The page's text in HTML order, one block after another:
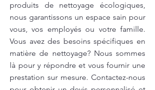
produits de nettoyage écologiques,
nous garantissons un espace sain pour
vous, vos employés ou votre famille.
Vous avez des besoins spécifiques en
matière de nettoyage? Nous sommes
là pour y répondre et vous fournir une
prestation sur mesure. Contactez-nous